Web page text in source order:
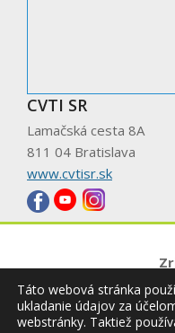
CVTI SR
Lamačská cesta 8A
811 04 Bratislava
www.cvtisr.sk
Táto webová stránka
ukladanie údajov za
webstránky. Taktiež